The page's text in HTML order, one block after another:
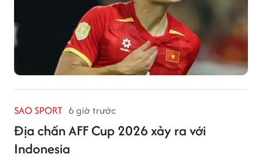
SAO SPORT 6 giờ trước
Địa chấn AFF Cup 2026 xảy ra với
Indonesia